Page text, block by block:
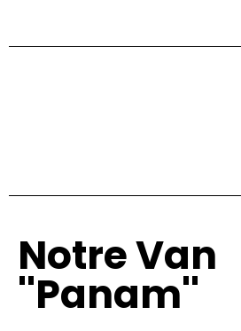
Notre Van
''Panam''